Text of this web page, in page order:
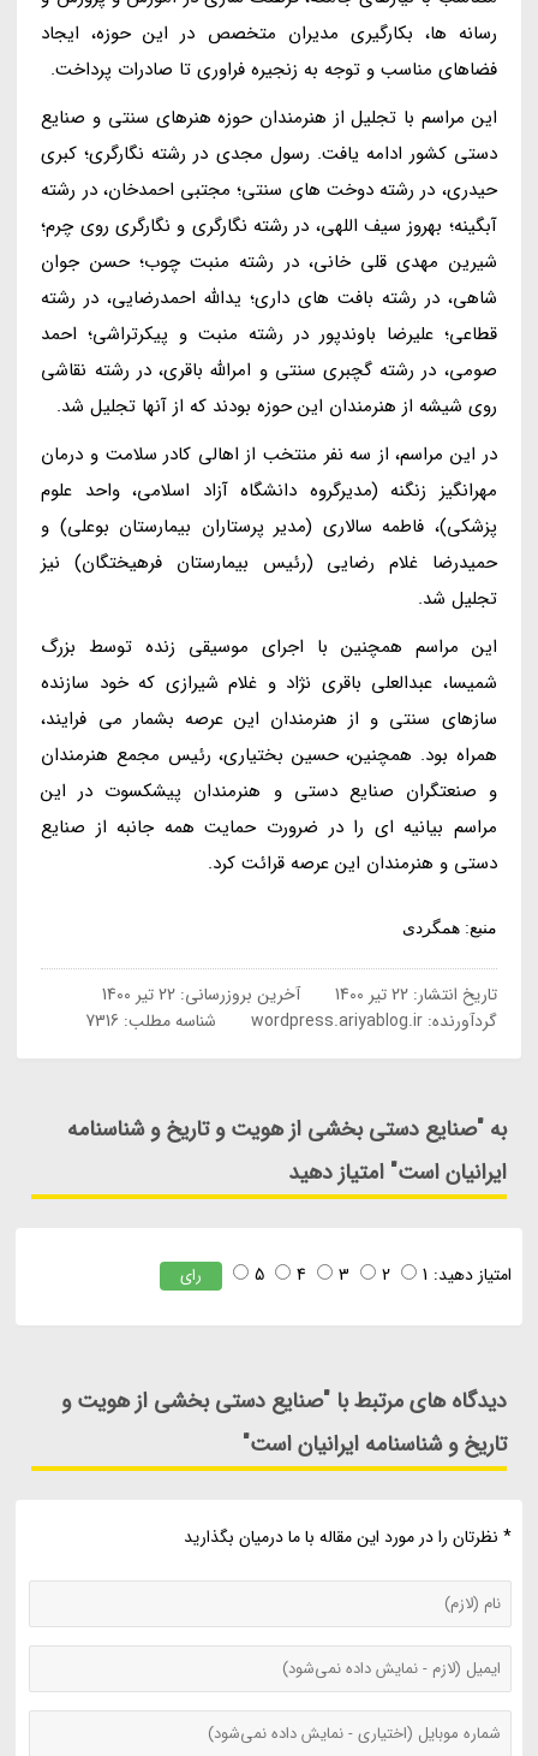
رسانه ها، بکارگیری مدیران متخصص در این حوزه، ایجاد
فضاهای مناسب و توجه به زنجیره فراوری تا صادرات پرداخت.
این مراسم با تجلیل از هنرمندان حوزه هنرهای سنتی و صنایع
دستی کشور ادامه یافت. رسول مجدی در رشته نگارگری؛ کبری
حیدری، در رشته دوخت های سنتی؛ مجتبی احمدخان، در رشته
آبگینه؛ بهروز سیف اللهی، در رشته نگارگری و نگارگری روی چرم؛
شیرین مهدی قلی خانی، در رشته منبت چوب؛ حسن جوان
شاهی، در رشته بافت های داری؛ یدالله احمدرضایی، در رشته
قطاعی؛ علیرضا باوندپور در رشته منبت و پیکرتراشی؛ احمد
صومی، در رشته گچبری سنتی و امرالله باقری، در رشته نقاشی
روی شیشه از هنرمندان این حوزه بودند که از آنها تجلیل شد.
در این مراسم، از سه نفر منتخب از اهالی کادر سلامت و درمان
مهرانگیز زنگنه (مدیرگروه دانشگاه آزاد اسلامی، واحد علوم
پزشکی)، فاطمه سالاری (مدیر پرستاران بیمارستان بوعلی) و
حمیدرضا غلام رضایی (رئیس بیمارستان فرهیختگان) نیز
تجلیل شد.
این مراسم همچنین با اجرای موسیقی زنده توسط بزرگ
شمیسا، عبدالعلی باقری نژاد و غلام شیرازی که خود سازنده
سازهای سنتی و از هنرمندان این عرصه بشمار می فرایند،
همراه بود. همچنین، حسین بختیاری، رئیس مجمع هنرمندان
و صنعتگران صنایع دستی و هنرمندان پیشکسوت در این
مراسم بیانیه ای را در ضرورت حمایت همه جانبه از صنایع
دستی و هنرمندان این عرصه قرائت کرد.
منبع: همگردی
تاریخ انتشار:22 تیر 1400 آخرین بروزرسانی:22 تیر 1400
گردآورنده:wordpress.ariyablog.ir شناسه مطلب: 7316
به "صنایع دستی بخشی از هویت و تاریخ و شناسنامه
ایرانیان است" امتیاز دهید
امتیاز دهید: 1
2
3
4
5 رای
دیدگاه های مرتبط با "صنایع دستی بخشی از هویت و
تاریخ و شناسنامه ایرانیان است"
* نظرتان را در مورد این مقاله با ما درمیان بگذارید